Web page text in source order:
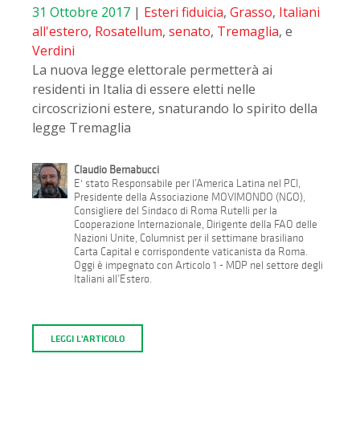
31 Ottobre 2017 | Esteri fiduicia, Grasso, Italiani
all'estero, Rosatellum, senato, Tremaglia, e
Verdini
La nuova legge elettorale permetterà ai
residenti in Italia di essere eletti nelle
circoscrizioni estere, snaturando lo spirito della
legge Tremaglia
Claudio Bernabucci
E' stato Responsabile per l’America Latina nel PCI,
Presidente della Associazione MOVIMONDO (NGO),
Consigliere del Sindaco di Roma Rutelli per la
Cooperazione Internazionale, Dirigente della FAO delle
Nazioni Unite, Columnist per il settimane brasiliano
Carta Capital e corrispondente vaticanista da Roma.
Oggi è impegnato con Articolo 1 - MDP nel settore degli
Italiani all’Estero.
LEGGI L'ARTICOLO